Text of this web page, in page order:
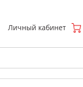
Личный кабинет